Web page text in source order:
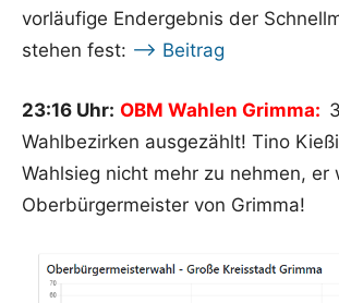
vorläufige Endergebnis der
stehen fest: —> Beitrag
23:16 Uhr: OBM Wahlen Grimma:
Wahlbezirken ausgezählt! Tino
Wahlsieg nicht mehr zu nehmen, er
Oberbürgermeister von Grimma!